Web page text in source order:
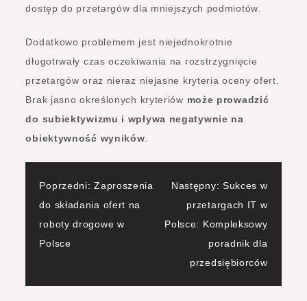
dostęp do przetargów dla mniejszych podmiotów.
Dodatkowo problemem jest niejednokrotnie
długotrwały czas oczekiwania na rozstrzygnięcie
przetargów oraz nieraz niejasne kryteria oceny ofert.
Brak jasno określonych kryteriów może prowadzić
do subiektywizmu i wpływa negatywnie na
obiektywność wyników.
Nawigacja
wpisu
Poprzedni: Zaproszenia
do składania ofert na
roboty drogowe w
Polsce
Następny: Sukces w
przetargach IT w
Polsce: Kompleksowy
poradnik dla
przedsiębiorców